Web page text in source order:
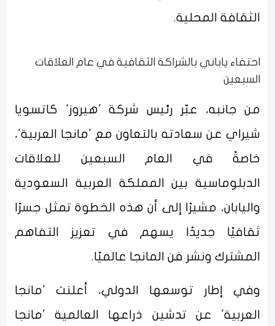
الثقافة المحلية.
احتفاء ياباني بالشراكة الثقافية في عام العلاقات
السبعين
من جانبه، عبّر رئيس شركة 'هيروز' كاتسويا
شيراي عن سعادته بالتعاون مع 'مانجا العربية'،
خاصةً في العام السبعين للعلاقات
الدبلوماسية بين المملكة العربية السعودية
واليابان، مشيرًا إلى أن هذه الخطوة تمثل جسرًا
ثقافيًا جديدًا يسهم في تعزيز التفاهم
المشترك ونشر فن المانجا عالميًا.
وفي إطار توسعها الدولي، أعلنت 'مانجا
العربية' عن تدشين ذراعها العالمية 'مانجا